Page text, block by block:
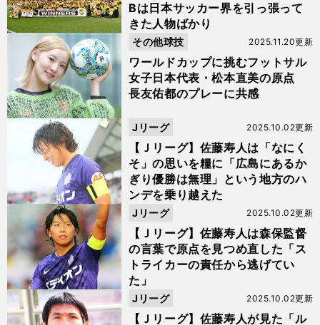
Bは日本サッカー界を引っ張って
きた人物ばかり
ワールドカップに挑むフットサル
女子日本代表・松本直美の原点
長友佑都のプレーに共感
2025.11.20更新
その他球技
【Ｊリーグ】佐藤寿人は「なにく
そ」の思いを糧に「広島にあるか
ぎり優勝は無理」という地方のハ
ンデを乗り越えた
2025.10.02更新
Jリーグ
【Ｊリーグ】佐藤寿人は森保監督
の言葉で原点を見つめ直した「ス
トライカーの責任から逃げてい
た」
2025.10.02更新
Jリーグ
【Ｊリーグ】佐藤寿人が見た「ル
2025.10.02更新
Jリーグ